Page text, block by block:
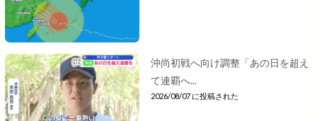
沖尚初戦へ向け調整「あの日を超え
て連覇へ...
2026/08/07 に投稿された